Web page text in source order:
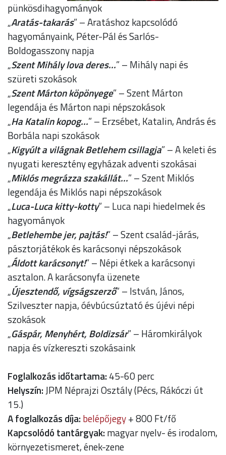
pünkösdihagyományok
„Aratás-takarás” – Aratáshoz kapcsolódó
hagyományaink, Péter-Pál és Sarlós-
Boldogasszony napja
„Szent Mihály lova deres...” – Mihály napi és
szüreti szokások
„Szent Márton köpönyege” – Szent Márton
legendája és Márton napi népszokások
„Ha Katalin kopog...” – Erzsébet, Katalin, András és
Borbála napi szokások
„Kigyúlt a világnak Betlehem csillagja” – A keleti és
nyugati keresztény egyházak adventi szokásai
„Miklós megrázza szakállát...” – Szent Miklós
legendája és Miklós napi népszokások
„Luca-Luca kitty-kotty” – Luca napi hiedelmek és
hagyományok
„Betlehembe jer, pajtás!” – Szent család-járás,
pásztorjátékok és karácsonyi népszokások
„Áldott karácsonyt!” – Népi étkek a karácsonyi
asztalon. A karácsonyfa üzenete
„Újesztendő, vígságszerző” – István, János,
Szilveszter napja, óévbúcsúztató és újévi népi
szokások
„Gáspár, Menyhért, Boldizsár” – Háromkirályok
napja és vízkereszti szokásaink
Foglalkozás időtartama: 45-60 perc
Helyszín:JPM Néprajzi Osztály (Pécs, Rákóczi út
15.)
A foglalkozás díja: belépőjegy+ 800 Ft/fő
Kapcsolódó tantárgyak: magyar nyelv- és irodalom,
környezetismeret, ének-zene